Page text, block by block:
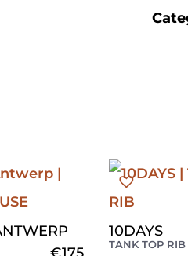
10DAYS
TANK TOP RIB